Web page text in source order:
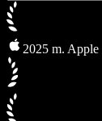
2025 m.